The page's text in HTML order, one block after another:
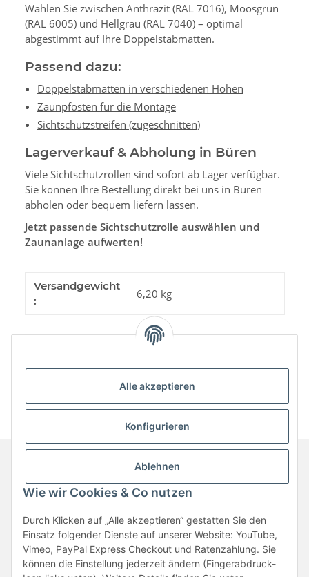
Alle akzeptieren
Konfigurieren
Ablehnen
Wie wir Cookies & Co nutzen
Durch Klicken auf „Alle akzeptieren“ gestatten Sie den
Einsatz folgender Dienste auf unserer Website: YouTube,
Vimeo, PayPal Express Checkout und Ratenzahlung. Sie
können die Einstellung jederzeit ändern (Fingerabdruck-
Wählen Sie zwischen Anthrazit (RAL 7016), Moosgrün
(RAL 6005) und Hellgrau (RAL 7040) – optimal
abgestimmt auf Ihre Doppelstabmatten.
Passend dazu:
Doppelstabmatten in verschiedenen Höhen
Zaunpfosten für die Montage
Sichtschutzstreifen (zugeschnitten)
Lagerverkauf & Abholung in Büren
Viele Sichtschutzrollen sind sofort ab Lager verfügbar.
Sie können Ihre Bestellung direkt bei uns in Büren
abholen oder bequem liefern lassen.
Jetzt passende Sichtschutzrolle auswählen und
Zaunanlage aufwerten!
Produkteigenschaft
Wert
Versandgewicht
:
6,20 kg
Informationen
Gesetzliche Informationen
Vertrag widerrufen